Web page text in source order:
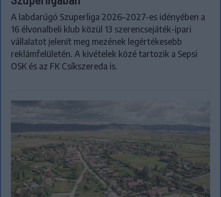
A labdarúgó Szuperliga 2026–2027-es idényében a
16 élvonalbeli klub közül 13 szerencsejáték-ipari
vállalatot jelenít meg mezének legértékesebb
reklámfelületén. A kivételek közé tartozik a Sepsi
OSK és az FK Csíkszereda is.